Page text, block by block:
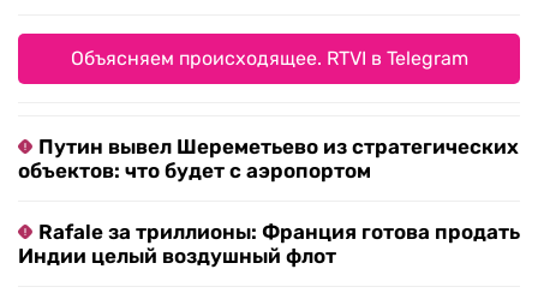
Объясняем происходящее. RTVI в Telegram
Путин вывел Шереметьево из стратегических
объектов: что будет с аэропортом
Rafale за триллионы: Франция готова продать
Индии целый воздушный флот